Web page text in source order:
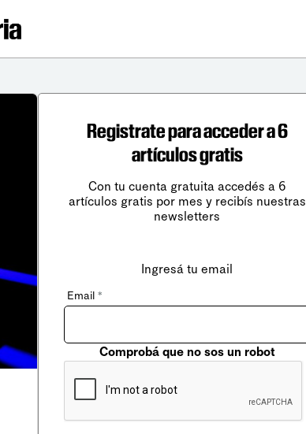
Registrate para acceder a 6
artículos gratis
Con tu cuenta gratuita accedés a 6
artículos gratis por mes y recibís nuestras
newsletters
Ingresá tu email
Email *
Comprobá que no sos un robot